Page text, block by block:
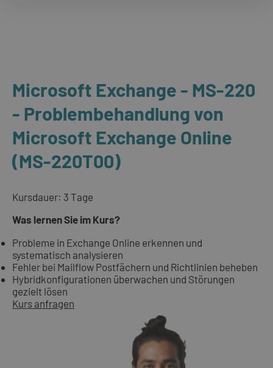
Microsoft Exchange - MS-220
- Problembehandlung von
Microsoft Exchange Online
(MS-220T00)
Kursdauer: 3 Tage
Was lernen Sie im Kurs?
Probleme in Exchange Online erkennen und
systematisch analysieren
Fehler bei Mailflow Postfächern und Richtlinien beheben
Hybridkonfigurationen überwachen und Störungen
gezielt lösen
Kurs anfragen